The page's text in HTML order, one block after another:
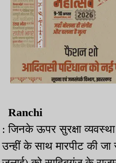
Ranchi
: जिनके ऊपर सुरक्षा
उन्हीं के साथ मारपीट की जा